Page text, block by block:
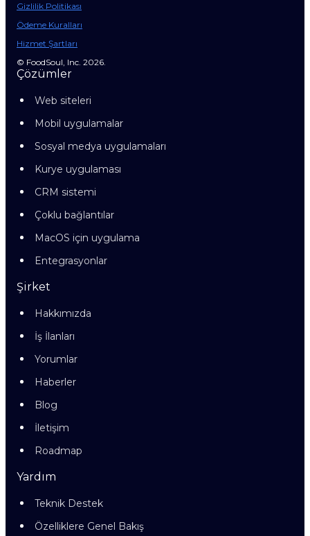
Gizlilik Politikası
Ödeme Kuralları
Hizmet Şartları
© FoodSoul, Inc. 2026.
Çözümler
Web siteleri
Mobil uygulamalar
Sosyal medya uygulamaları
Kurye uygulaması
CRM sistemi
Çoklu bağlantılar
MacOS için uygulama
Entegrasyonlar
Şirket
Hakkımızda
İş İlanları
Yorumlar
Haberler
Blog
İletişim
Roadmap
Yardım
Teknik Destek
Özelliklere Genel Bakış